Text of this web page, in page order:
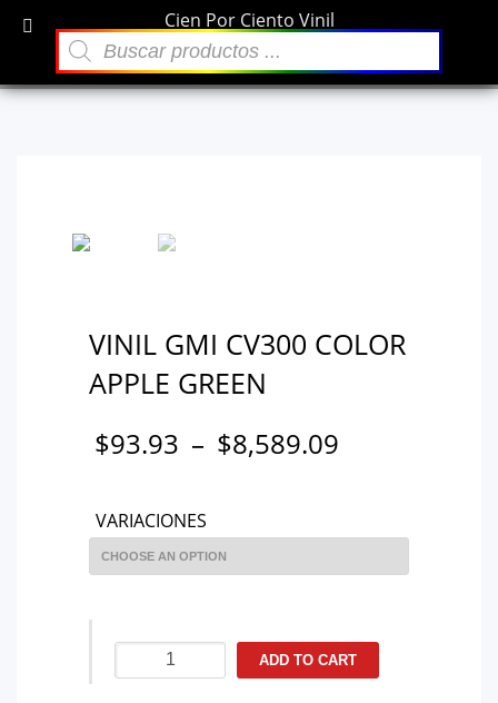
Archivos
VINIL GMI CV300 Color Apple Green
VINIL GMI CV300 COLOR
APPLE GREEN
$93.93 – $8,589.09
VARIACIONES
GMI
ADD TO CART
Cien Por Ciento Vinil
Búsqueda
de
productos